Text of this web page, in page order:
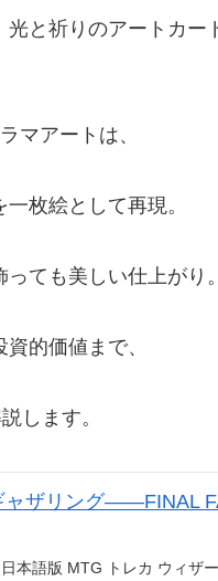
と祈りのアートカー
マアートは、
枚絵として再現。
ても美しい仕上がり。
的価値まで、
します。
ャザリング——FINAL
本語版 MTG トレカ ウィザ